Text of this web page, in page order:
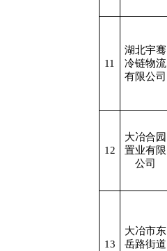
11
湖北宇骞
冷链物流
有限公司
12
大冶合园
置业有限
公司
13
大冶市东
岳路街道